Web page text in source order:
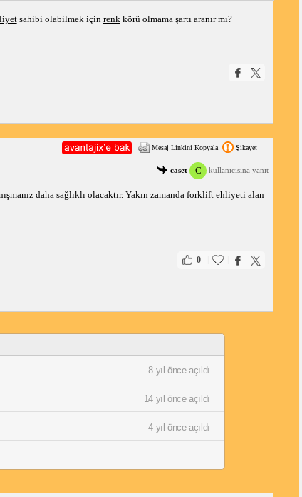
sahibi olabilmek için renk körü olmama şartı aranır mı?
Mesaj Linkini Kopyala Şikayet
caset C kullanıcısına yanıt
daha sağlıklı olacaktır. Yakın zamanda forklift ehliyeti alan
0
8 yıl önce açıldı
14 yıl önce açıldı
4 yıl önce açıldı